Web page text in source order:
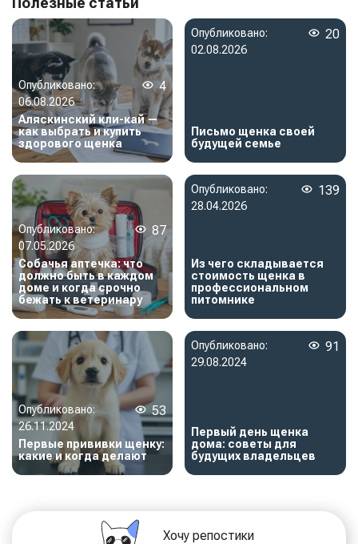
Опубликовано:
06.08.2026
4
Аляскинский кли-кай —
как выбрать и купить
здорового щенка
Опубликовано:
02.08.2026
20
Письмо щенка своей
будущей семье
Опубликовано:
07.05.2026
87
Собачья аптечка: что
должно быть в каждом
доме и когда срочно
бежать к ветеринару
Опубликовано:
28.04.2026
139
Из чего складывается
стоимость щенка в
профессиональном
питомнике
Опубликовано:
26.11.2024
53
Первые прививки щенку:
какие и когда делают
Опубликовано:
29.08.2024
91
Первый день щенка
дома: советы для
будущих владельцев
Хочу репостики